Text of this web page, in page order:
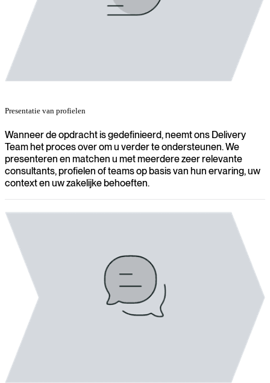
Presentatie van profielen
Wanneer de opdracht is gedefinieerd, neemt ons Delivery
Team het proces over om u verder te ondersteunen. We
presenteren en matchen u met meerdere zeer relevante
consultants, profielen of teams op basis van hun ervaring, uw
context en uw zakelijke behoeften.